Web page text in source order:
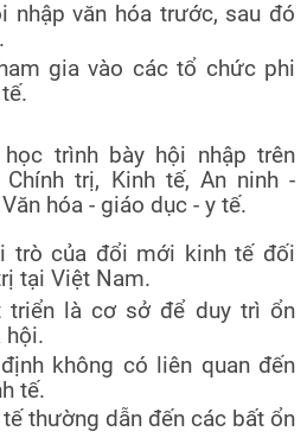
nhập văn hóa trước, sau đó
gia vào các tổ chức phi
học trình bày hội nhập trên
trị, Kinh tế, An ninh -
hóa - giáo dục - y tế.
trò của đổi mới kinh tế đối
tại Việt Nam.
triển là cơ sở để duy trì ổn
hội.
không có liên quan đến
tế.
thường dẫn đến các bất ổn